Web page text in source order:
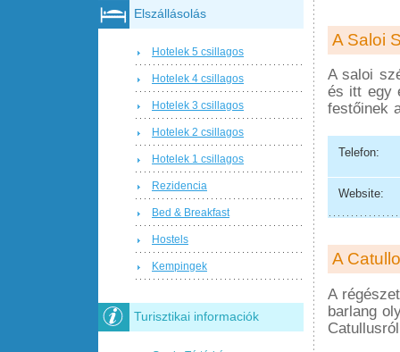
A Saloi
A saloi
és itt egy
festőinek
Telefon:
Website:
A
A
barlang
Elszállásolás
Hotelek 5 csillagos
Hotelek 4 csillagos
Hotelek 3 csillagos
Hotelek 2 csillagos
Hotelek 1 csillagos
Rezidencia
Bed & Breakfast
Hostels
Kempingek
Turisztikai informaciók